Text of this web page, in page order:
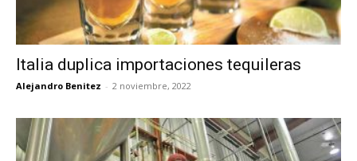
Italia duplica importaciones tequileras
Alejandro Benitez - 2 noviembre, 2022